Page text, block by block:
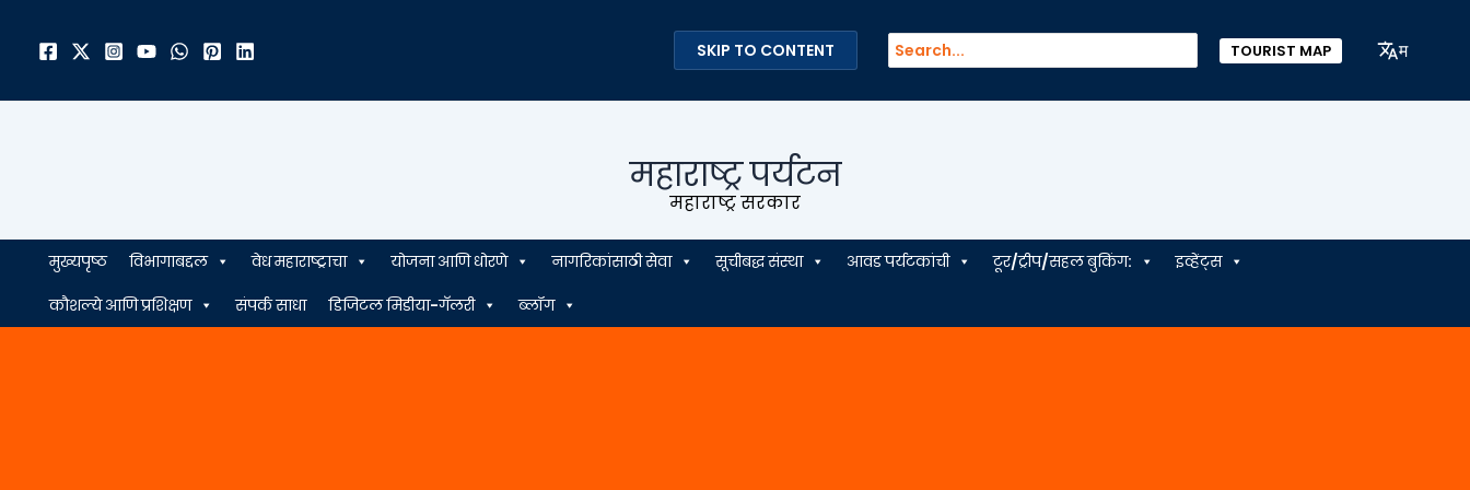
SKIP TO CONTENT
Search
for:
TOURIST MAP म
महाराष्ट्र पर्यटन
महाराष्ट्र सरकार
मुख्यपृष्ठ विभागाबद्दल वेध महाराष्ट्राचा योजना आणि धोरणे नागरिकांसाठी सेवा सूचीबद्ध संस्था आवड पर्यटकांची टूर/ट्रीप/सहल बुकिंग:
इव्हेंट्स
कौशल्ये आणि प्रशिक्षण
संपर्क साधा डिजिटल मिडीया-गॅलरी ब्लॉग